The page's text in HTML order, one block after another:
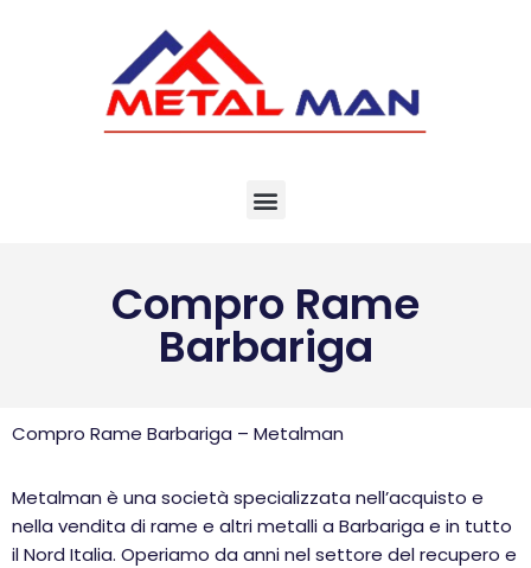
Compro Rame
Barbariga
Compro Rame Barbariga – Metalman
Metalman è una società specializzata nell’acquisto e
nella vendita di rame e altri metalli a Barbariga e in tutto
il Nord Italia. Operiamo da anni nel settore del recupero e